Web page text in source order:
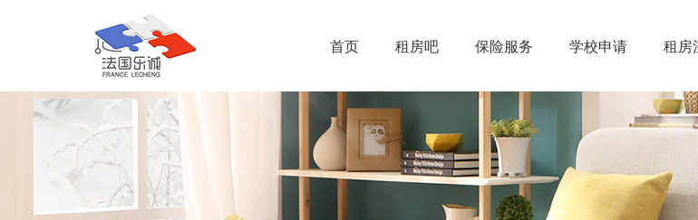
首页 租房吧 保险服务 学校申请 租房